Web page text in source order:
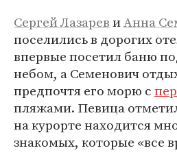
Сергей ЛазаревиАнна
поселились в дорогих
впервые посетил баню
небом, а Семенович
предпочтя его морю с
пляжами. Певица
на курорте находится
знакомых, которые «все